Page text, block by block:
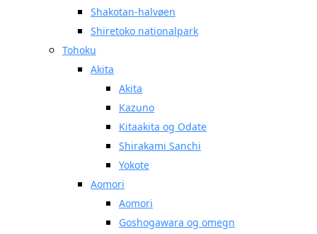
Shakotan-halvøen
Shiretoko nationalpark
Tohoku
Akita
Akita
Kazuno
Kitaakita og Odate
Shirakami Sanchi
Yokote
Aomori
Aomori
Goshogawara og omegn